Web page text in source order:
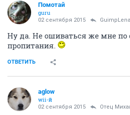
Помотай
guru
02 сентября 2015 GuimpLena
Ну да. Не ошиваться же мне по
пропитания.
ОТВЕТИТЬ
aglow
wii-й
02 сентября 2015 Отец